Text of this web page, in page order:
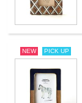
NEW PICK UP